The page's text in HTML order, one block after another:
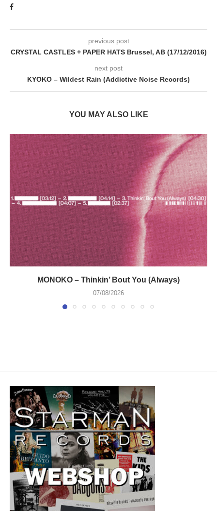
previous post
CRYSTAL CASTLES + PAPER HATS Brussel, AB (17/12/2016)
next post
KYOKO – Wildest Rain (Addictive Noise Records)
YOU MAY ALSO LIKE
MONOKO – Thinkin’ Bout You (Always)
07/08/2026